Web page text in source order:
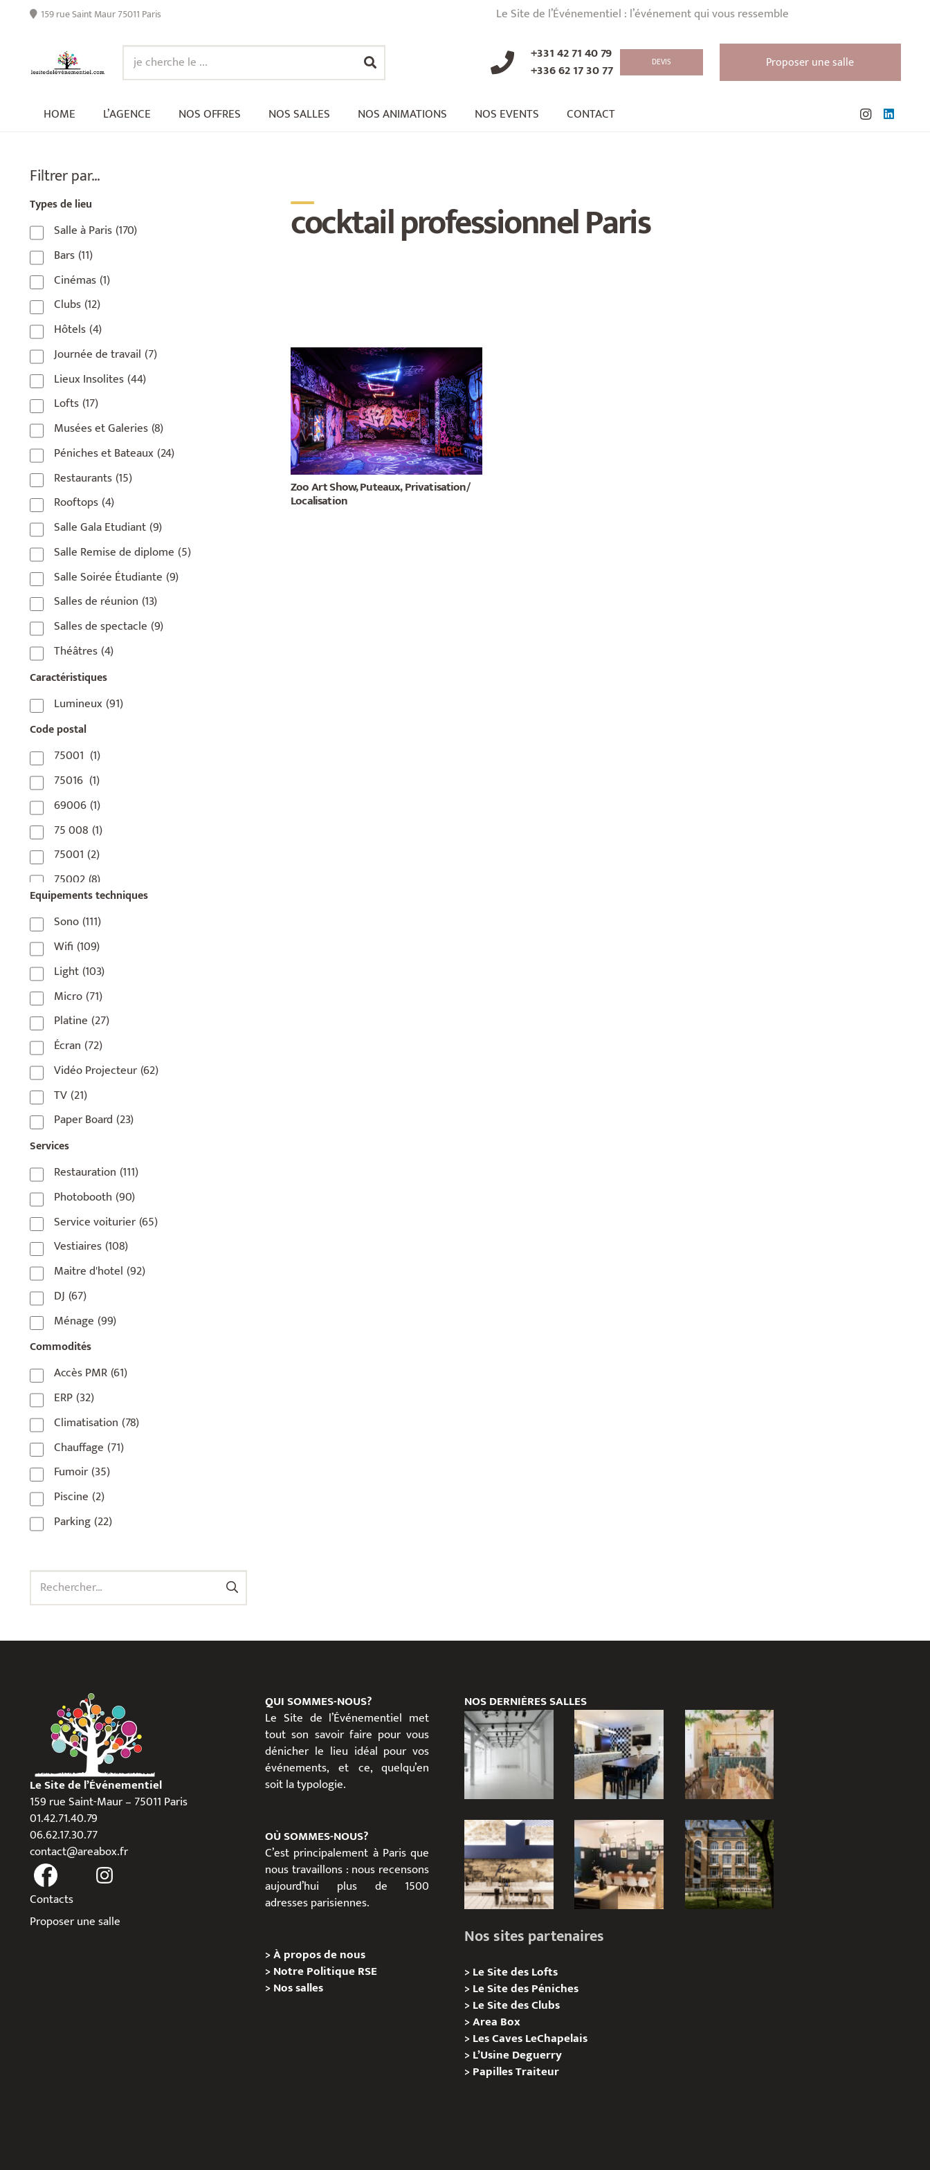
159 rue Saint Maur 75011 Paris Le Site de l’Événementiel : l’événement qui vous ressemble
+331 42 71 40 79
+336 62 17 30 77
DEVIS Proposer une salle
HOME L’AGENCE NOS OFFRES NOS SALLES NOS ANIMATIONS NOS EVENTS CONTACT
__
cocktail professionnel Paris
Zoo Art Show, Puteaux, Privatisation/
Localisation
Filtrer par…
Types de lieu
Salle à Paris(170)
Bars(11)
Cinémas(1)
Clubs(12)
Hôtels(4)
Journée de travail (7)
Lieux Insolites(44)
Lofts(17)
Musées et Galeries(8)
Péniches et Bateaux(24)
Restaurants(15)
Rooftops(4)
Salle Gala Etudiant(9)
Salle Remise de diplome (5)
Salle Soirée Étudiante (9)
Salles de réunion (13)
Salles de spectacle (9)
Théâtres(4)
Caractéristiques
Lumineux(91)
Code postal
75001 (1)
75016 (1)
69006(1)
75 008 (1)
75001 (2)
75002(8)
75003(1)
75004 (2)
75006(5)
75007(7)
75008 (17)
75009 (5)
75010 (9)
75011 (17)
75012(8)
75013 (2)
75014
75015(3)
75016(14)
75017(2)
75018 (7)
75019 (4)
75020
92110(1)
92800(1)
93(1)
93 420(1)
93100(1)
93200(1)
93500 (1)
Equipements techniques
Sono(111)
Wifi (109)
Light(103)
Micro(71)
Platine (27)
Écran (72)
Vidéo Projecteur(62)
TV(21)
Paper Board (23)
Services
Restauration (111)
Photobooth (90)
Service voiturier(65)
Vestiaires(108)
Maitre d'hotel (92)
DJ (67)
Ménage (99)
Commodités
Accès PMR(61)
ERP(32)
Climatisation (78)
Chauffage (71)
Fumoir(35)
Piscine (2)
Parking(22)
Rechercher :
Le Site de l’Événementiel
159 rue Saint-Maur – 75011 Paris
01.42.71.40.79
06.62.17.30.77
contact@areabox.fr
Contacts
Proposer une salle
QUI SOMMES-NOUS?
Le Site de l’Événementiel met
tout son savoir faire pour vous
dénicher le lieu idéal pour vos
événements, et ce, quelqu’en
soit la typologie.
OÙ SOMMES-NOUS?
C’est principalement à Paris que
nous travaillons : nous recensons
aujourd’hui plus de 1500
adresses parisiennes.
>À propos de nous
>Notre Politique RSE
>Nos salles
NOS DERNIÈRES SALLES
Nos sites partenaires
>Le Site des Lofts
>Le Site des Péniches
>Le Site des Clubs
>Area Box
>Les Caves LeChapelais
>L’Usine Deguerry
>PapillesTraiteur